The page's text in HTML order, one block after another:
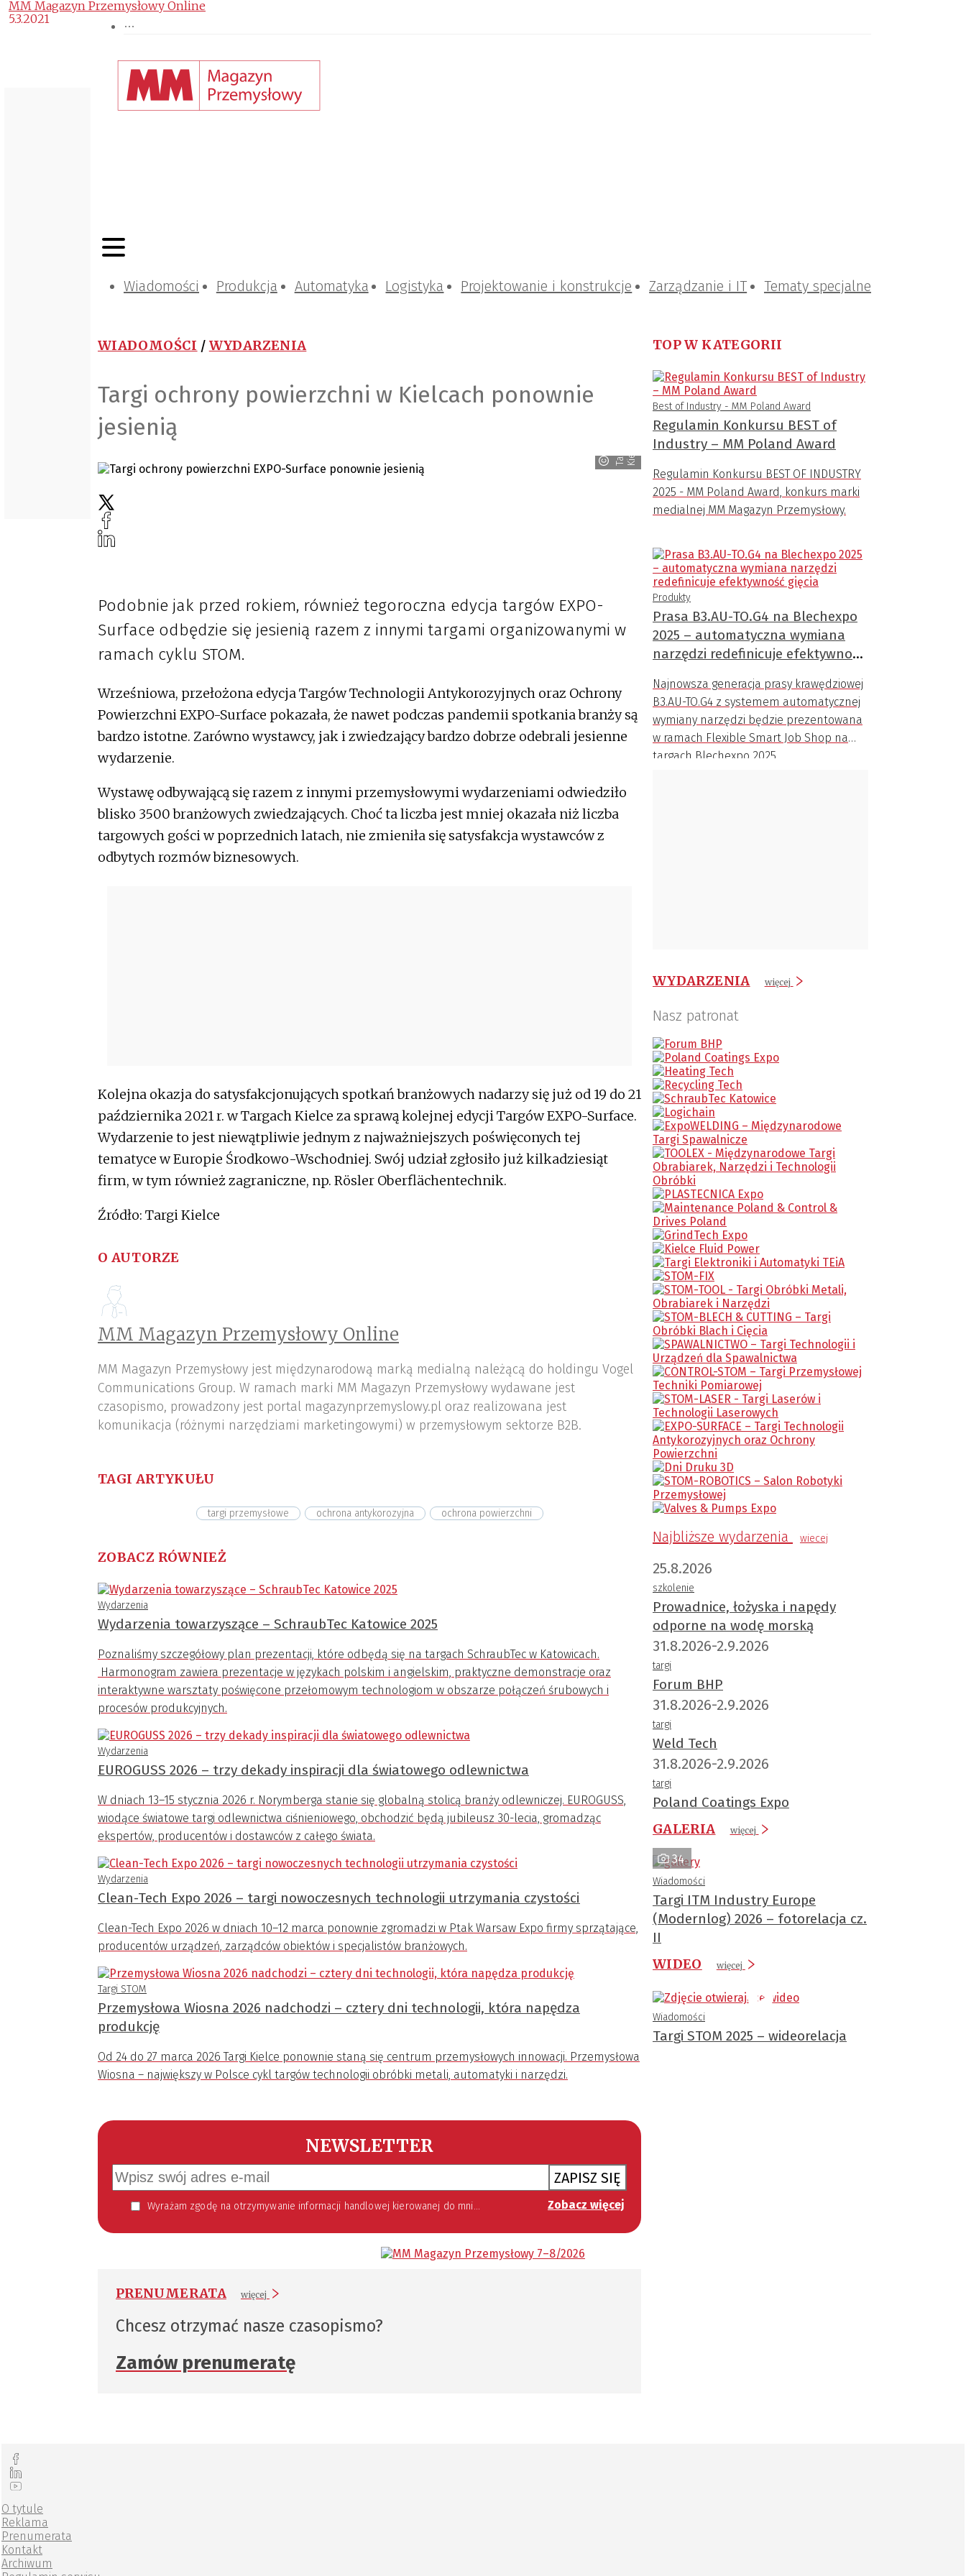
Wiadomości Produkcja Automatyka Logistyka Projektowanie i konstrukcje Zarządzanie i IT Tematy specjalne
WIADOMOŚCI / WYDARZENIA
Targi ochrony powierzchni w Kielcach ponownie
jesienią
T
a
r
g
i
K
i
e
l
ce
MM Magazyn Przemysłowy Online
5.3.2021
Podobnie jak przed rokiem, również tegoroczna edycja targów EXPO-
Surface odbędzie się jesienią razem z innymi targami organizowanymi w
ramach cyklu STOM.
Wrześniowa, przełożona edycja Targów Technologii Antykorozyjnych oraz Ochrony
Powierzchni EXPO-Surface pokazała, że nawet podczas pandemii spotkania branży są
bardzo istotne. Zarówno wystawcy, jak i zwiedzający bardzo dobrze odebrali jesienne
wydarzenie.
Wystawę odbywającą się razem z innymi przemysłowymi wydarzeniami odwiedziło
blisko 3500 branżowych zwiedzających. Choć ta liczba jest mniej okazała niż liczba
targowych gości w poprzednich latach, nie zmieniła się satysfakcja wystawców z
odbytych rozmów biznesowych.
Kolejna okazja do satysfakcjonujących spotkań branżowych nadarzy się już od 19 do 21
października 2021 r. w Targach Kielce za sprawą kolejnej edycji Targów EXPO-Surface.
Wydarzenie to jest niewątpliwie jednym z najważniejszych poświęconych tej
tematyce w Europie Środkowo-Wschodniej. Swój udział zgłosiło już kilkadziesiąt
firm, w tym również zagraniczne, np. Rösler Oberflächentechnik.
Źródło: Targi Kielce
O AUTORZE
MM Magazyn Przemysłowy Online
MM Magazyn Przemysłowy jest międzynarodową marką medialną należącą do holdingu Vogel
Communications Group. W ramach marki MM Magazyn Przemysłowy wydawane jest
czasopismo, prowadzony jest portal magazynprzemyslowy.pl oraz realizowana jest
komunikacja (różnymi narzędziami marketingowymi) w przemysłowym sektorze B2B.
TAGI ARTYKUŁU
targi przemysłowe ochrona antykorozyjna ochrona powierzchni
ZOBACZ RÓWNIEŻ
Wydarzenia
Wydarzenia towarzyszące – SchraubTec Katowice 2025
Poznaliśmy szczegółowy plan prezentacji, które odbędą się na targach SchraubTec w Katowicach.
Harmonogram zawiera prezentacje w językach polskim i angielskim, praktyczne demonstracje oraz
interaktywne warsztaty poświęcone przełomowym technologiom w obszarze połączeń śrubowych i
procesów produkcyjnych.
Wydarzenia
EUROGUSS 2026 – trzy dekady inspiracji dla światowego odlewnictwa
W dniach 13–15 stycznia 2026 r. Norymberga stanie się globalną stolicą branży odlewniczej. EUROGUSS,
wiodące światowe targi odlewnictwa ciśnieniowego, obchodzić będą jubileusz 30-lecia, gromadząc
ekspertów, producentów i dostawców z całego świata.
Wydarzenia
Clean-Tech Expo 2026 – targi nowoczesnych technologii utrzymania czystości
Clean-Tech Expo 2026 w dniach 10–12 marca ponownie zgromadzi w Ptak Warsaw Expo firmy sprzątające,
producentów urządzeń, zarządców obiektów i specjalistów branżowych.
Targi STOM
Przemysłowa Wiosna 2026 nadchodzi – cztery dni technologii, która napędza
produkcję
Od 24 do 27 marca 2026 Targi Kielce ponownie staną się centrum przemysłowych innowacji. Przemysłowa
Wiosna – największy w Polsce cykl targów technologii obróbki metali, automatyki i narzędzi.
NEWSLETTER
ZAPISZ SIĘ
Wyrażam zgodę na otrzymywanie informacji handlowej kierowanej do mnie za pomocą środków komunikacji elektronicznej w szczególności poczty elektronicznej zgodnie z przepisem art. 10 ust 2 ustawy z dnia 18 lipca 2002 roku o świadczeniu usług drogą elektroniczną (Dz. U. 144 z 2002 r. poz. 1204). Zgoda jest dobrowolna, jednak jej wyrażenie jest konieczne, aby otrzymywać newsletter. Zobacz więcej
PRENUMERATA więcej
Chcesz otrzymać nasze czasopismo?
Zamów prenumeratę
TOP W KATEGORII
Best of Industry - MM Poland Award
Regulamin Konkursu BEST of
Industry – MM Poland Award
Regulamin Konkursu BEST OF INDUSTRY
2025 - MM Poland Award, konkurs marki
medialnej MM Magazyn Przemysłowy.
Produkty
Prasa B3.AU-TO.G4 na Blechexpo
2025 – automatyczna wymiana
narzędzi redefinicuje efektywność
Najnowsza generacja prasy krawędziowej
B3.AU-TO.G4 z systemem automatycznej
wymiany narzędzi będzie prezentowana
w ramach Flexible Smart Job Shop na
targach Blechexpo 2025.
WYDARZENIA więcej
Nasz patronat
Najbliższe wydarzenia wiecej
25.8.2026
szkolenie
Prowadnice, łożyska i napędy
odporne na wodę morską
31.8.2026-2.9.2026
targi
Forum BHP
31.8.2026-2.9.2026
targi
Weld Tech
31.8.2026-2.9.2026
targi
Poland Coatings Expo
GALERIA
więcej
34
Wiadomości
Targi ITM Industry Europe
(Modernlog) 2026 – fotorelacja cz.
II
WIDEO
więcej
Wiadomości
Targi STOM 2025 – wideorelacja
O tytule
Reklama
Prenumerata
Kontakt
Archiwum